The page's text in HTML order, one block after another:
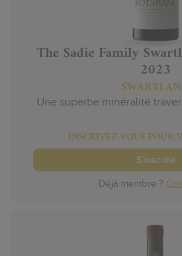
The Sadie Family
2023
Une superbe minéralité
INSCRIVEZ-VOUS POUR
S'inscrire
Déjà membre ?